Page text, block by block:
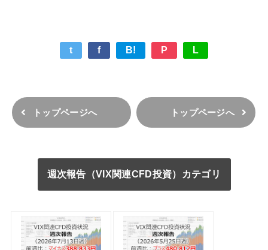
t f B! P L
トップページへ トップページへ
週次報告（VIX関連CFD投資）カテゴリ